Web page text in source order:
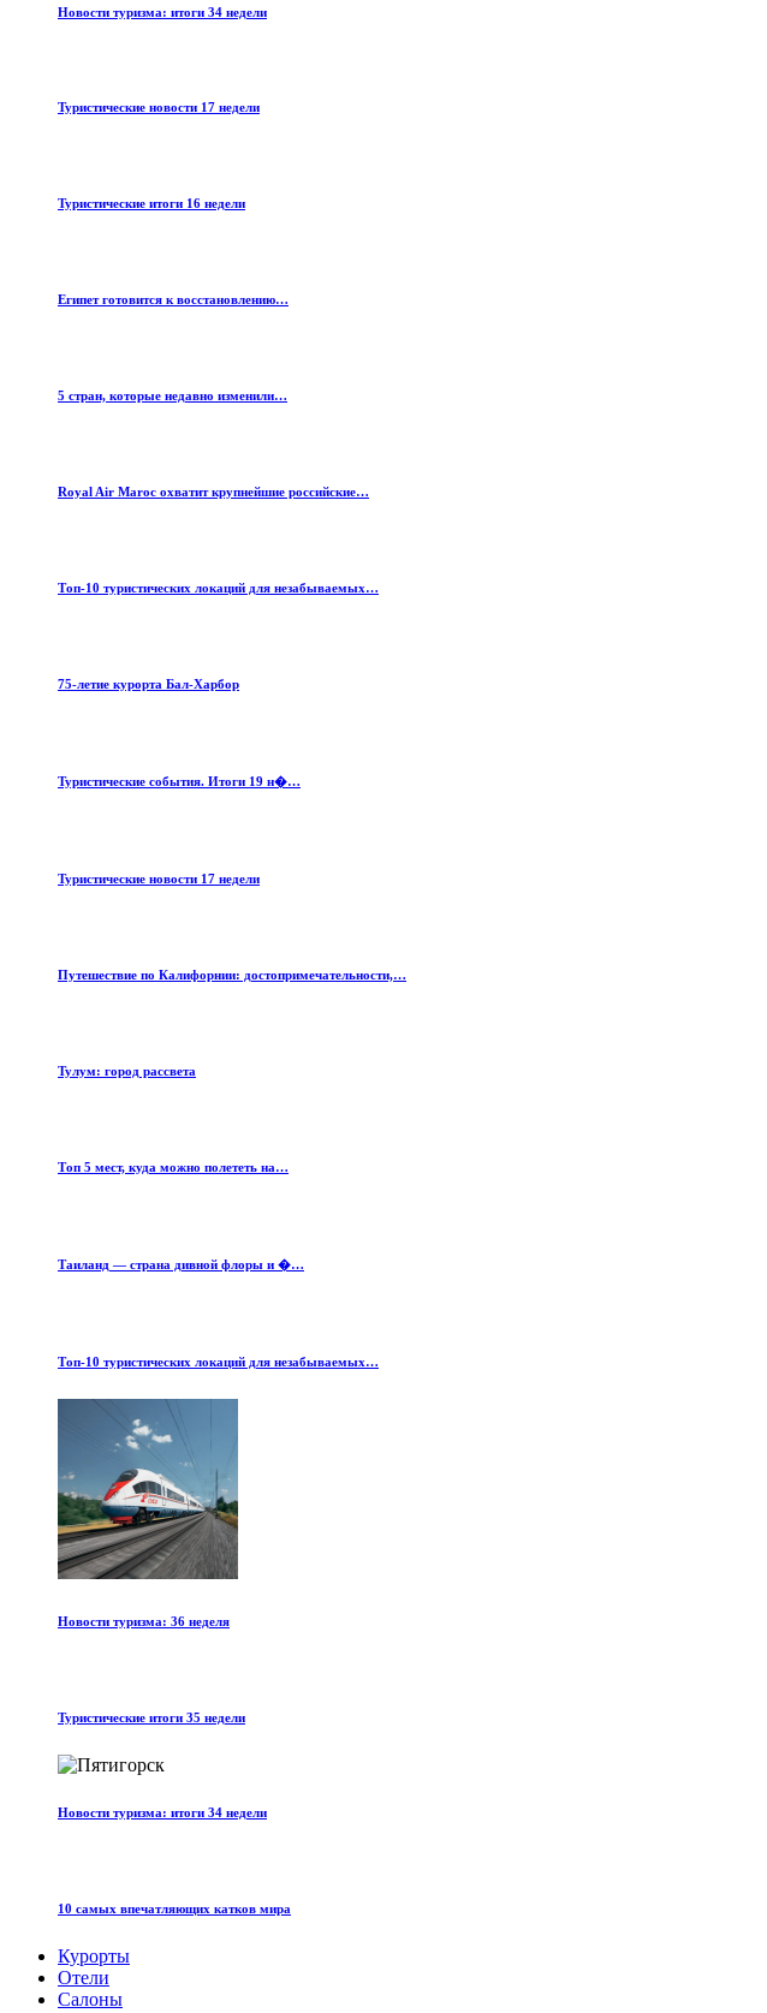
Новости туризма: итоги 34 недели
Туристические новости 17 недели
Туристические итоги 16 недели
Египет готовится к восстановлению…
5 стран, которые недавно изменили…
Royal Air Maroc охватит крупнейшие российские…
Топ-10 туристических локаций для незабываемых…
75-летие курорта Бал-Харбор
Туристические события. Итоги 19 н�…
Туристические новости 17 недели
Путешествие по Калифорнии: достопримечательности,…
Тулум: город рассвета
Топ 5 мест, куда можно полететь на…
Таиланд — страна дивной флоры и �…
Топ-10 туристических локаций для незабываемых…
Новости туризма: 36 неделя
Туристические итоги 35 недели
Новости туризма: итоги 34 недели
10 самых впечатляющих катков мира
Курорты
Отели
Салоны